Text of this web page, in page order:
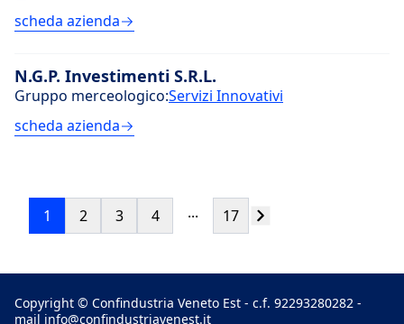
scheda azienda
N.G.P. Investimenti S.R.L.
Gruppo merceologico:Servizi Innovativi
scheda azienda
1 2 3 4 ... 17
Copyright © Confindustria Veneto Est - c.f. 92293280282 -
mail info@confindustriavenest.it